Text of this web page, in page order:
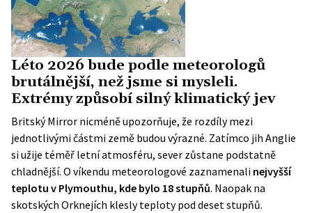
Léto 2026 bude podle meteorologů
brutálnější, než jsme si mysleli.
Extrémy způsobí silný klimatický jev
Britský Mirror nicméně upozorňuje, že rozdíly mezi
jednotlivými částmi země budou výrazné. Zatímco jih Anglie
si užije téměř letní atmosféru, sever zůstane podstatně
chladnější. O víkendu meteorologové zaznamenali nejvyšší
teplotu v Plymouthu, kde bylo 18 stupňů. Naopak na
skotských Orknejích klesly teploty pod deset stupňů.